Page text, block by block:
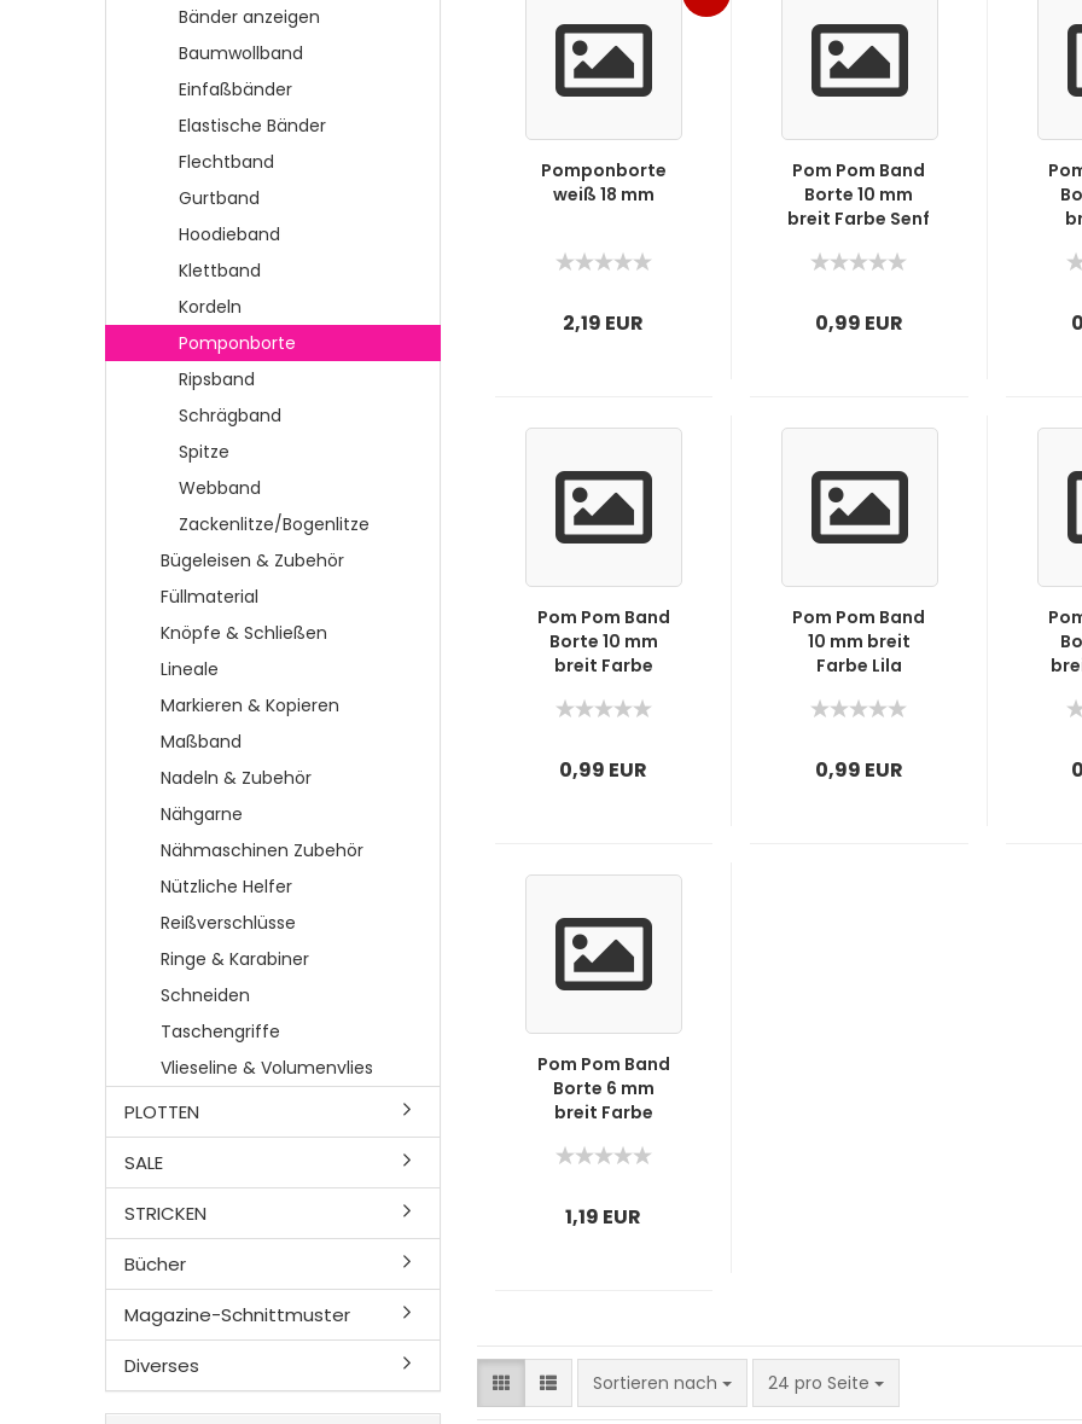
Pomponborte
weiß 18 mm
2,19 EUR
Pom Pom Band
Borte 10 mm
breit Farbe Senf
0,99 EUR
Pom Pom Band
Borte 10 mm
breit Farbe
0,99 EUR
Pom Pom Band
10 mm breit
Farbe Lila
0,99 EUR
Pom Pom Band
Borte 6 mm
breit Farbe
1,19 EUR
Sortieren nach
Sortieren nach 24 pro Seite
pro Seite
Bänder anzeigen
Baumwollband
Einfaßbänder
Elastische Bänder
Flechtband
Gurtband
Hoodieband
Klettband
Kordeln
Pomponborte
Ripsband
Schrägband
Spitze
Webband
Zackenlitze/Bogenlitze
Bügeleisen & Zubehör
Füllmaterial
Knöpfe & Schließen
Lineale
Markieren & Kopieren
Maßband
Nadeln & Zubehör
Nähgarne
Nähmaschinen Zubehör
Nützliche Helfer
Reißverschlüsse
Ringe & Karabiner
Schneiden
Taschengriffe
Vlieseline & Volumenvlies
PLOTTEN
SALE
STRICKEN
Bücher
Magazine-Schnittmuster
Diverses